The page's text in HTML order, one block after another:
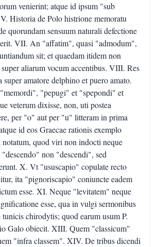
venierint; atque id ipsum "sub
Historia de Polo histrione memoratu
quorundam sensuum naturali defectione
VII. An "affatim", quasi "admodum",
sit; et quaedam itidem non
aliarum vocum accentibus. VIII. Res
amatore delphino et puero amato.
"pepugi" et "spepondi" et
veterum dixisse, non, uti postea
per "o" aut per "u" litteram in prima
id eos Graecae rationis exemplo
notatum, quod viri non indocti neque
non "descendi", sed
X. Vt "ususcapio" copulate recto
ita "pignoriscapio" coniuncte eadem
esse. XI. Neque "levitatem" neque
esse, qua in vulgi sermonibus
chirodytis; quod earum usum P.
Galo obiecit. XIII. Quem "classicum"
"infra classem". XIV. De tribus dicendi